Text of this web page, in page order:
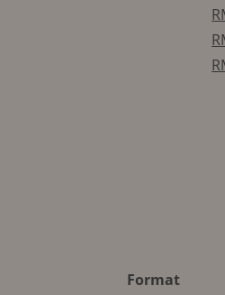
Format